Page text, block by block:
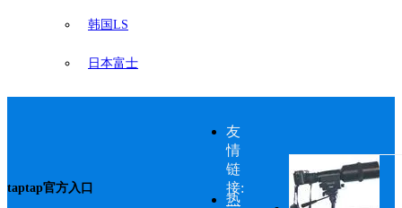
韩国LS
日本富士
taptap官方入口
友
情
链
接:
热